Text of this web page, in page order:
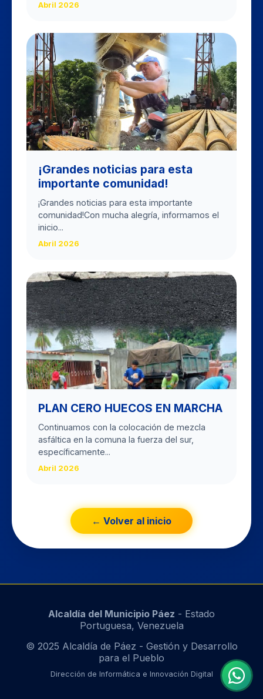
Abril 2026
​¡Grandes noticias para esta
importante comunidad!
​¡Grandes noticias para esta importante
comunidad! ​Con mucha alegría, informamos el
inicio...
Abril 2026
PLAN CERO HUECOS EN MARCHA
Continuamos con la colocación de mezcla
asfáltica en la comuna la fuerza del sur,
específicamente...
Abril 2026
← Volver al inicio
Alcaldía del Municipio Páez - Estado
Portuguesa, Venezuela
© 2025 Alcaldía de Páez - Gestión y Desarrollo
para el Pueblo
Dirección de Informática e Innovación Digital